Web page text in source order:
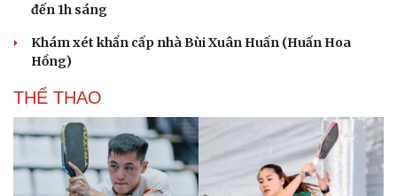
đến 1h sáng
Khám xét khẩn cấp nhà Bùi Xuân Huấn (Huấn Hoa
Hồng)
THỂ THAO